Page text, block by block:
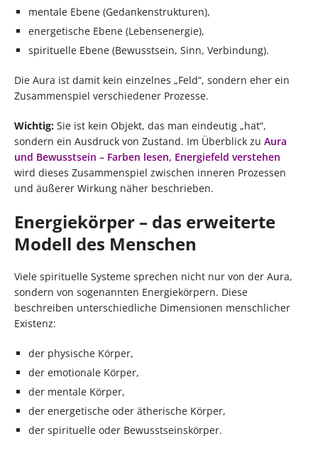
mentale Ebene (Gedankenstrukturen),
energetische Ebene (Lebensenergie),
spirituelle Ebene (Bewusstsein, Sinn, Verbindung).
Die Aura ist damit kein einzelnes „Feld“, sondern eher ein
Zusammenspiel verschiedener Prozesse.
Wichtig: Sie ist kein Objekt, das man eindeutig „hat“,
sondern ein Ausdruck von Zustand. Im Überblick zu Aura
und Bewusstsein – Farben lesen, Energiefeld verstehen
wird dieses Zusammenspiel zwischen inneren Prozessen
und äußerer Wirkung näher beschrieben.
Energiekörper – das erweiterte
Modell des Menschen
Viele spirituelle Systeme sprechen nicht nur von der Aura,
sondern von sogenannten Energiekörpern. Diese
beschreiben unterschiedliche Dimensionen menschlicher
Existenz:
der physische Körper,
der emotionale Körper,
der mentale Körper,
der energetische oder ätherische Körper,
der spirituelle oder Bewusstseinskörper.